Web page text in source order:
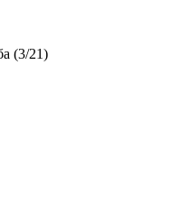
(3/21)